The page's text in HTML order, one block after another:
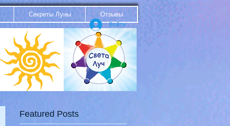
Секреты Луны Отзывы
Войти
Featured Posts